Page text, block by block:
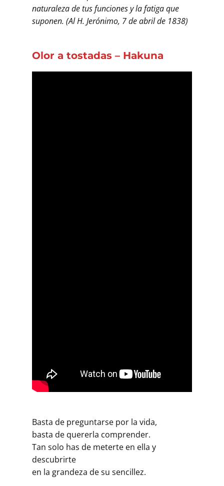
naturaleza de tus funciones y la fatiga que
suponen. (Al H. Jerónimo, 7 de abril de 1838)
Olor a tostadas – Hakuna
Basta de preguntarse por la vida,
basta de quererla comprender.
Tan solo has de meterte en ella y
descubrirte
en la grandeza de su sencillez.